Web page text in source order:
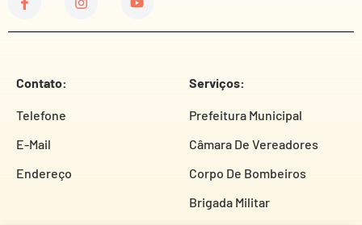
Contato:
Telefone
E-Mail
Endereço
Serviços:
Prefeitura Municipal
Câmara De Vereadores
Corpo De Bombeiros
Brigada Militar